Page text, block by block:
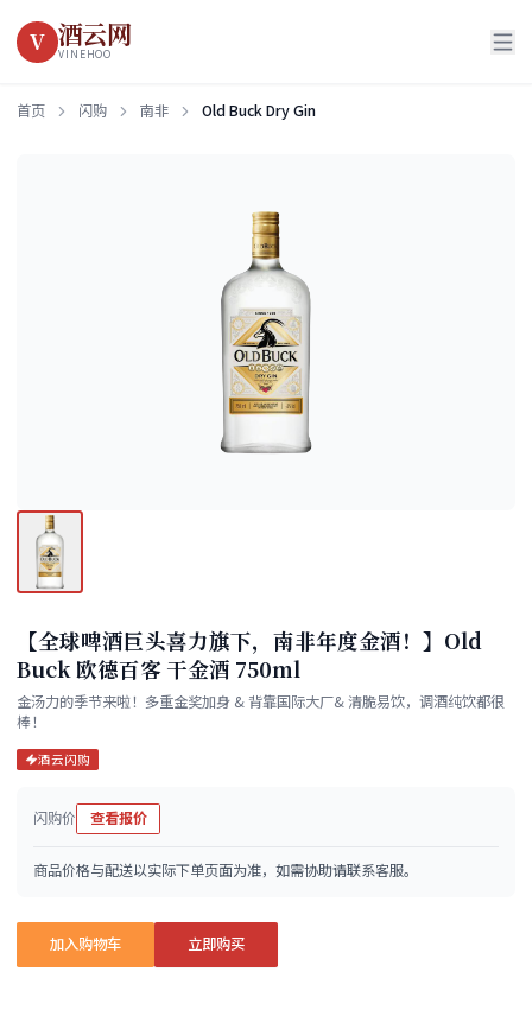
V 酒云网
VINEHOO
首页 闪购 南非 Old Buck Dry Gin
【全球啤酒巨头喜力旗下，南非年度金酒！】Old
Buck 欧德百客 干金酒 750ml
金汤力的季节来啦！多重金奖加身 & 背靠国际大厂& 清脆易饮，调酒纯饮都很
棒！
酒云闪购
闪购价 查看报价
商品价格与配送以实际下单页面为准，如需协助请联系客服。
加入购物车 立即购买